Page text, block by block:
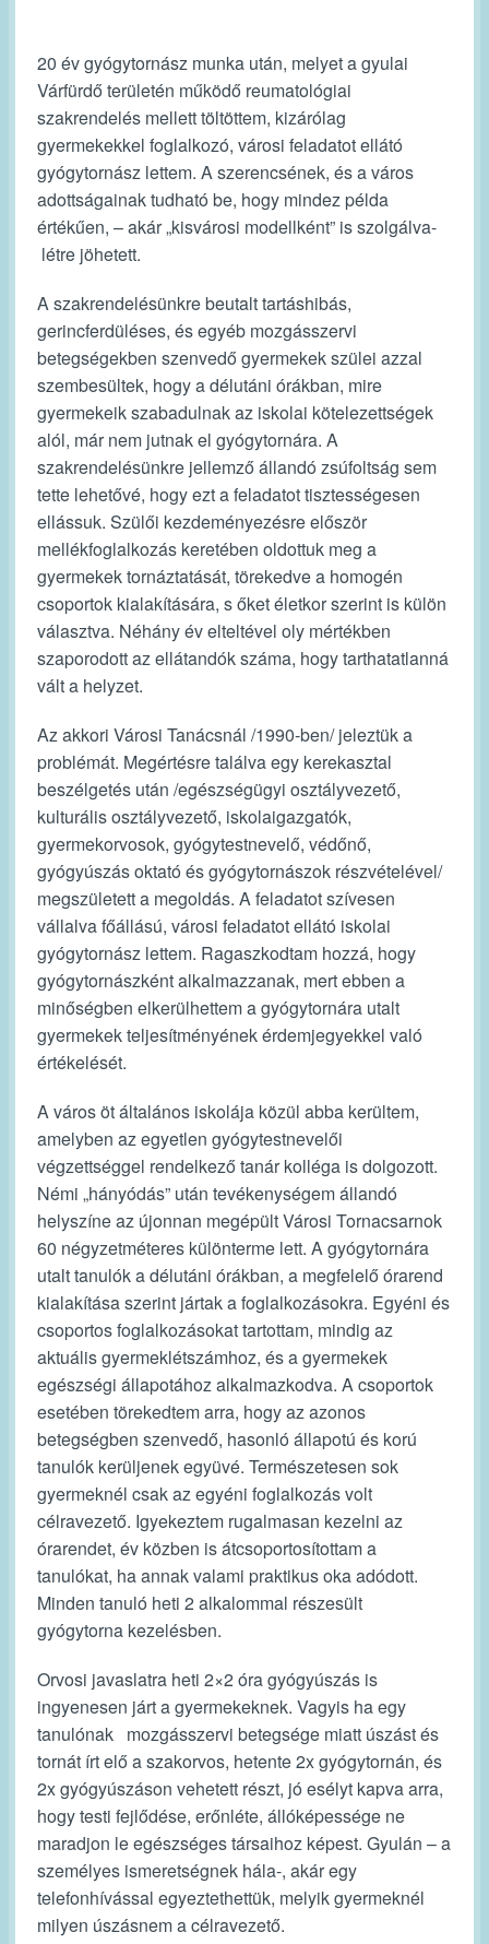
20 év gyógytornász munka után, melyet a gyulai
Várfürdő területén működő reumatológiai
szakrendelés mellett töltöttem, kizárólag
gyermekekkel foglalkozó, városi feladatot ellátó
gyógytornász lettem. A szerencsének, és a város
adottságainak tudható be, hogy mindez példa
értékűen, – akár „kisvárosi modellként” is szolgálva-
létre jöhetett.
A szakrendelésünkre beutalt tartáshibás,
gerincferdüléses, és egyéb mozgásszervi
betegségekben szenvedő gyermekek szülei azzal
szembesültek, hogy a délutáni órákban, mire
gyermekeik szabadulnak az iskolai kötelezettségek
alól, már nem jutnak el gyógytornára. A
szakrendelésünkre jellemző állandó zsúfoltság sem
tette lehetővé, hogy ezt a feladatot tisztességesen
ellássuk. Szülői kezdeményezésre először
mellékfoglalkozás keretében oldottuk meg a
gyermekek tornáztatását, törekedve a homogén
csoportok kialakítására, s őket életkor szerint is külön
választva. Néhány év elteltével oly mértékben
szaporodott az ellátandók száma, hogy tarthatatlanná
vált a helyzet.
Az akkori Városi Tanácsnál /1990-ben/ jeleztük a
problémát. Megértésre találva egy kerekasztal
beszélgetés után /egészségügyi osztályvezető,
kulturális osztályvezető, iskolaigazgatók,
gyermekorvosok, gyógytestnevelő, védőnő,
gyógyúszás oktató és gyógytornászok részvételével/
megszületett a megoldás. A feladatot szívesen
vállalva főállású, városi feladatot ellátó iskolai
gyógytornász lettem. Ragaszkodtam hozzá, hogy
gyógytornászként alkalmazzanak, mert ebben a
minőségben elkerülhettem a gyógytornára utalt
gyermekek teljesítményének érdemjegyekkel való
értékelését.
A város öt általános iskolája közül abba kerültem,
amelyben az egyetlen gyógytestnevelői
végzettséggel rendelkező tanár kolléga is dolgozott.
Némi „hányódás” után tevékenységem állandó
helyszíne az újonnan megépült Városi Tornacsarnok
60 négyzetméteres különterme lett. A gyógytornára
utalt tanulók a délutáni órákban, a megfelelő órarend
kialakítása szerint jártak a foglalkozásokra. Egyéni és
csoportos foglalkozásokat tartottam, mindig az
aktuális gyermeklétszámhoz, és a gyermekek
egészségi állapotához alkalmazkodva. A csoportok
esetében törekedtem arra, hogy az azonos
betegségben szenvedő, hasonló állapotú és korú
tanulók kerüljenek együvé. Természetesen sok
gyermeknél csak az egyéni foglalkozás volt
célravezető. Igyekeztem rugalmasan kezelni az
órarendet, év közben is átcsoportosítottam a
tanulókat, ha annak valami praktikus oka adódott.
Minden tanuló heti 2 alkalommal részesült
gyógytorna kezelésben.
Orvosi javaslatra heti 2×2 óra gyógyúszás is
ingyenesen járt a gyermekeknek. Vagyis ha egy
tanulónak mozgásszervi betegsége miatt úszást és
tornát írt elő a szakorvos, hetente 2x gyógytornán, és
2x gyógyúszáson vehetett részt, jó esélyt kapva arra,
hogy testi fejlődése, erőnléte, állóképessége ne
maradjon le egészséges társaihoz képest. Gyulán – a
személyes ismeretségnek hála-, akár egy
telefonhívással egyeztethettük, melyik gyermeknél
milyen úszásnem a célravezető.